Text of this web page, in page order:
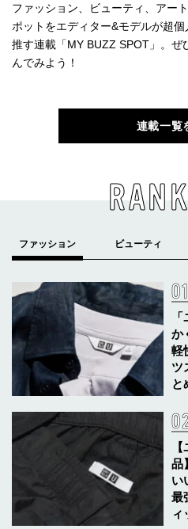
ファッション、ビューティ、アー
ポットをエディター&モデルが超
推す連載「MY BUZZ SPOT」。ぜ
んでみよう！
連載一覧
か
軽
ツ
と
品
い
最
ィ